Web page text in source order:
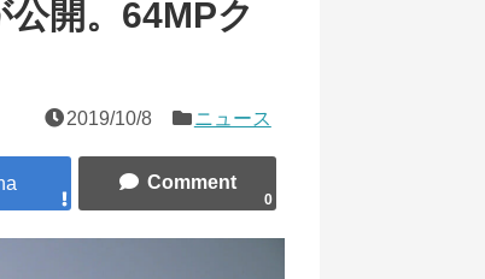
開。64MPク
2019/10/8 ニュース
0